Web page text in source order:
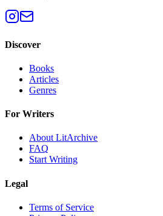
Discover
Books
Articles
Genres
For Writers
About LitArchive
FAQ
Start Writing
Legal
Terms of Service